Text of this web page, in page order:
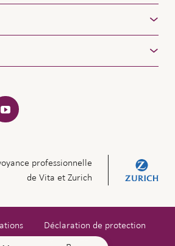
professionnelle
de Vita et Zurich
Déclaration de protection
des données